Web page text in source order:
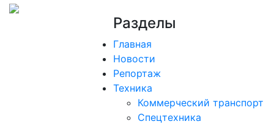
Разделы
Главная
Новости
Репортаж
Техника
Коммерческий транспорт
Спецтехника